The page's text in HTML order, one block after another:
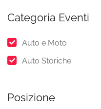
Categoria Eventi
Auto e Moto
Auto Storiche
Posizione